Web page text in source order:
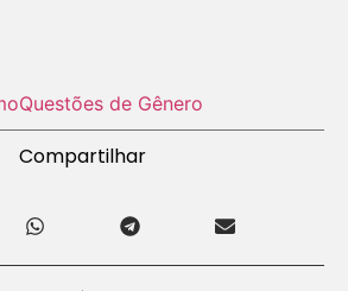
Questões de Gênero
Compartilhar